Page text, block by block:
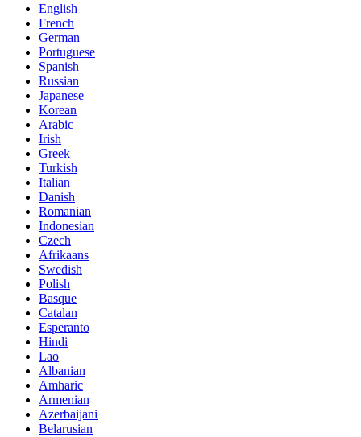
English
French
German
Portuguese
Spanish
Russian
Japanese
Korean
Arabic
Irish
Greek
Turkish
Italian
Danish
Romanian
Indonesian
Czech
Afrikaans
Swedish
Polish
Basque
Catalan
Esperanto
Hindi
Lao
Albanian
Amharic
Armenian
Azerbaijani
Belarusian